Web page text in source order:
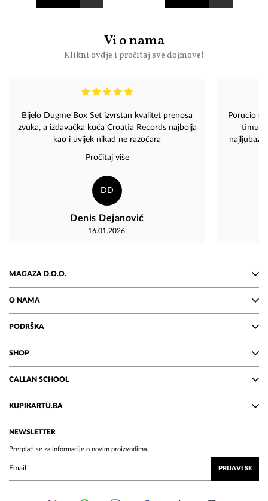
Vi o nama
Klikni ovdje i pročitaj sve dojmove!
Bijelo Dugme Box Set izvrstan kvalitet prenosa
zvuka, a izdavačka kuća Croatia Records najbolja
kao i uvijek nikad ne razočara
Pročitaj više
DD
Denis Dejanović
16.01.2026.
Porucio
timu
MAGAZA D.O.O.
O NAMA
PODRŠKA
SHOP
CALLAN SCHOOL
KUPIKARTU.BA
NEWSLETTER
Pretplati se za informacije o novim proizvodima.
PRIJAVI SE